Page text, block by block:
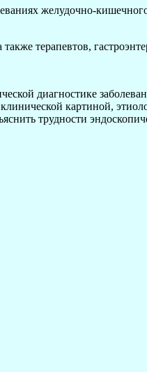
желудочно-
терапевтов,
диагностике
картиной,
трудности